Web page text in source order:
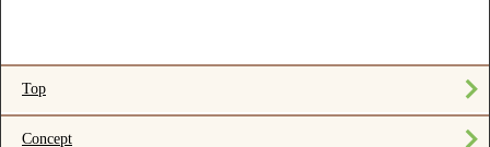
Top
Concept